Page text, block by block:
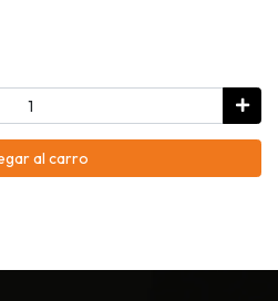
al carro